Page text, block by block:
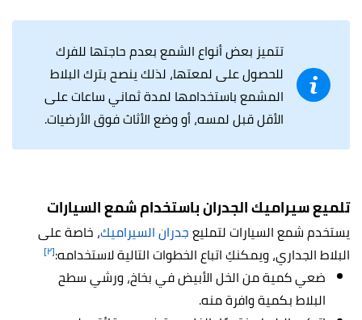
تتميز بعض أنواع الشمع بعدم حاجتها للفرك
للحصول على لمعتها، لذلك ينصح بترك البلاط
المشمع باستخدامها لمدة ثماني ساعات على
الأقل قبل لمسه، أو وضع الأثاث فوق الأرضيات.
تلميع سيراميك الجدران باستخدام شمع السيارات
يستخدم شمع السيارات لتمليعجدران السيراميك، خاصة على
البلاط الجداري، ويمكنكِ اتباع الخطوات التالية لاستخدامه:[٢]
ضعي كمية من الخل الأبيض في بخاخ، ورشي سطح
البلاط بكمية وافرة منه.